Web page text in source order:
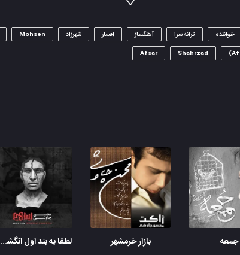
قصد رفتن کرده ای تا باز هم گویم بمان
گه مرا پس می زنی ، گه باز پیشم می کشی
آنچه دستت داده ام نامش دل است افسار، نه
می کنی گاهی فراموشم ولی انکار، نه
سخت می گیری به من با اینهمه از دست تو
می شوم دلگیر شاید نازنین، بیزار نه
گه مرا پس می زنی، گه باز پیشم می کشی
آنچه دستت داده ام نامش دل است افسار، نه
خواننده ترانه سرا آهنگساز افسار شهرزاد Mohsen
Shahrzad
Afsar
جمعه
بازار خرمشهر
لطفا به بند اول انگشت سبابت بگو